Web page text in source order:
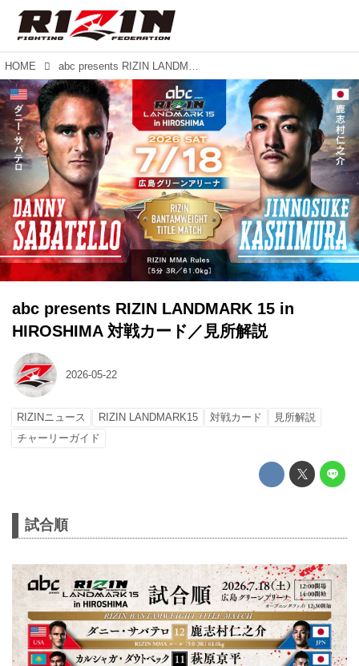
HOME abc presents RIZIN LANDMARK 15 in HIROSHIMA 対戦カード／見所解説
abc presents RIZIN LANDMARK 15 in
HIROSHIMA 対戦カード／見所解説
2026-05-22
RIZINニュース RIZIN LANDMARK15 対戦カード
見所解説
チャーリーガイド
試合順